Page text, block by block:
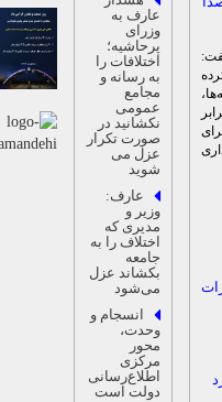
عارف به
وزرای
پرحاشیه؛
اختلافات را
به رسانه و
مجامع
عمومی
نکشانید در
صورت تکرار
عزل می
شوید
عارف:
وزیر و
مدیری که
اختلاف را به
جامعه
بکشاند عزل
می‌شود
انسجام و
وحدت،
محور
مرکزی
اطلاع‌رسانی
دولت است